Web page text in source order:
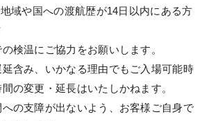
域や国への渡航歴が14日以内にある方
検温にご協力をお願いします。
含み、いかなる理由でもご入場可能時
の変更・延長はいたしかねます。
の支障が出ないよう、お客様ご自身で